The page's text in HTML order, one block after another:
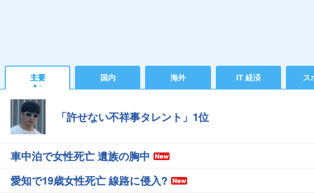
主要 国内 海外 IT 経済 ス
「許せない不祥事タレント」1位
車中泊で女性死亡 遺族の胸中
愛知で19歳女性死亡 線路に侵入?